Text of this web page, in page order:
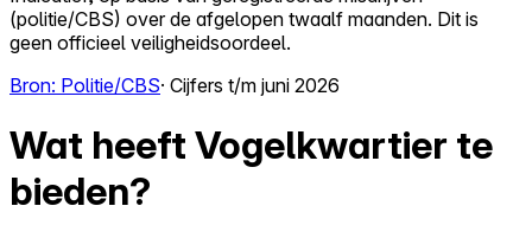
(politie/CBS) over de afgelopen twaalf maanden. Dit is
geen officieel veiligheidsoordeel.
Bron: Politie/CBS· Cijfers t/m juni 2026
Wat heeft Vogelkwartier te
bieden?